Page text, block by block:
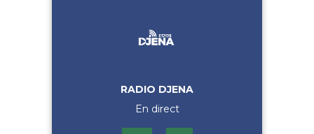
RADIO DJENA
En direct